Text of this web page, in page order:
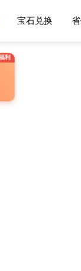
宝石兑换